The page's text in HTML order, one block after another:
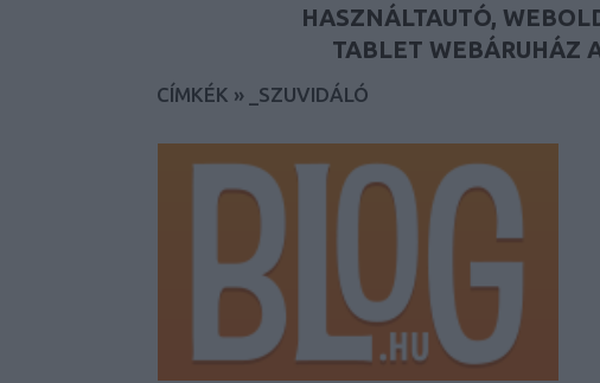
HASZNÁLTAUTÓ,
TABLET WEBÁRUHÁZ
CÍMKÉK » _SZUVIDÁLÓ